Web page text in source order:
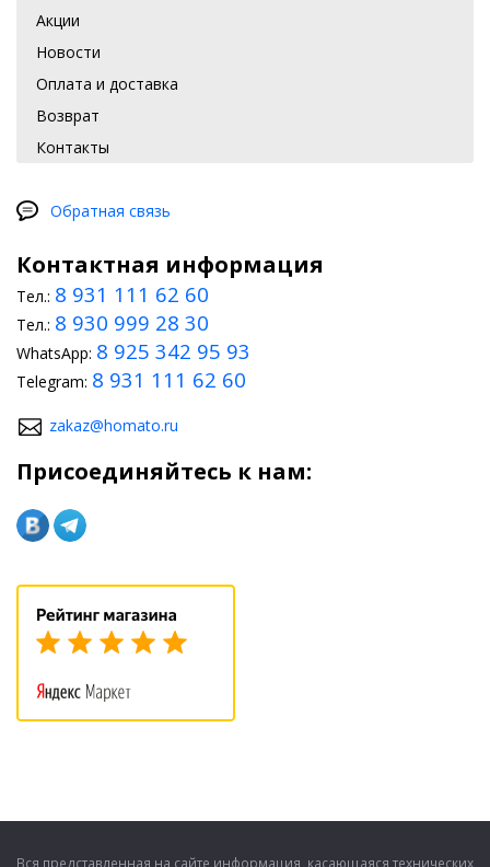
Акции
Новости
Оплата и доставка
Возврат
Контакты
Обратная связь
Контактная информация
Тел.: 8 931 111 62 60
Тел.: 8 930 999 28 30
WhatsApp: 8 925 342 95 93
Telegram: 8 931 111 62 60
zakaz@homato.ru
Присоединяйтесь к нам:
Вся представленная на сайте информация, касающаяся технических